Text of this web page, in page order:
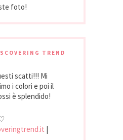
foto!
TREND
scatti!!! Mi
i colori e poi il
è splendido!
|